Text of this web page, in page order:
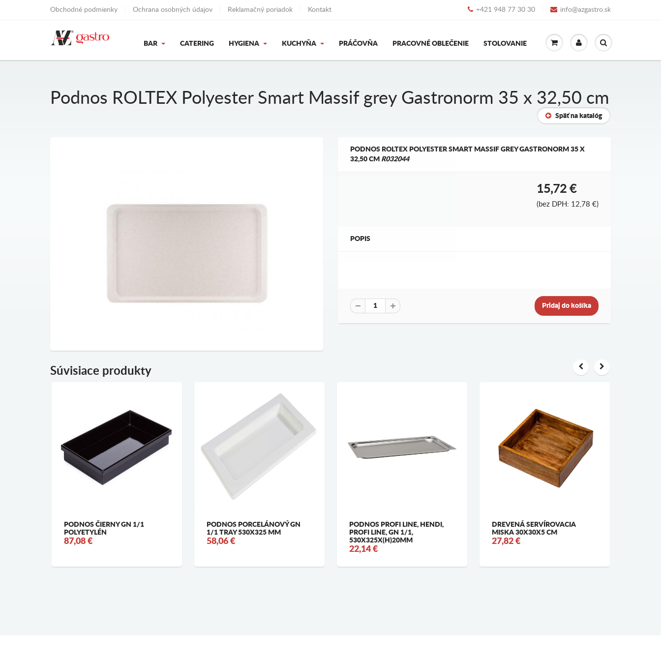
Obchodné podmienky Ochrana osobných údajov Reklamačný poriadok Kontakt +421 948 77 30 30 info@azgastro.sk
BAR CATERING HYGIENA KUCHYŇA PRÁČOVŇA PRACOVNÉ OBLEČENIE STOLOVANIE
Podnos ROLTEX Polyester Smart Massif grey Gastronorm 35 x 32,50 cm
Späť na katalóg
PODNOS ROLTEX POLYESTER SMART MASSIF GREY GASTRONORM 35 X
32,50 CM R032044
15,72 €
(bez DPH: 12,78 €)
POPIS
Pridaj do košíka
Súvisiace produkty
PODNOS ČIERNY GN 1/1
POLYETYLÉN
87,08 €
PODNOS PORCELÁNOVÝ GN
1/1 TRAY 530X325 MM
58,06 €
PODNOS PROFI LINE, HENDI,
PROFI LINE, GN 1/1,
530X325X(H)20MM
22,14 €
DREVENÁ SERVÍROVACIA
MISKA 30X30X5 CM
27,82 €